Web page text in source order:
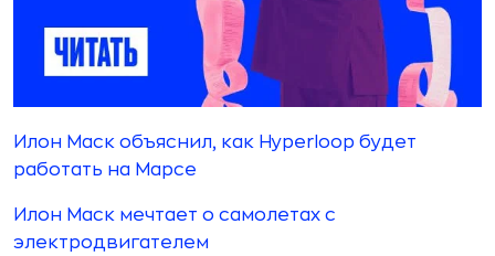
Илон Маск объяснил, как Hyperloop будет
работать на Марсе
Илон Маск мечтает о самолетах с
электродвигателем